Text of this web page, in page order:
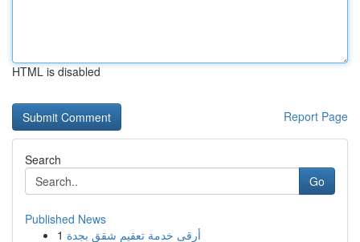
HTML is disabled
Report Page
Search
Go
Published News
1 أرقى خدمة تعقيم شقق بجدة